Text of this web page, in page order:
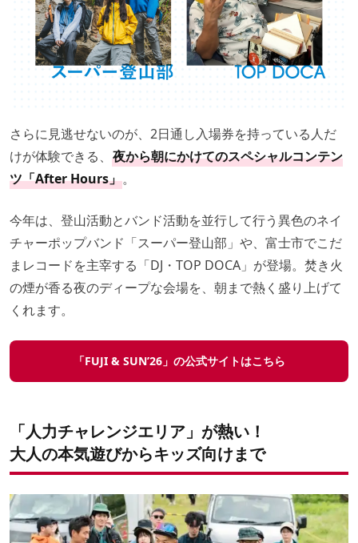
さらに見逃せないのが、2日通し入場券を持っている人だ
けが体験できる、 夜から朝にかけてのスペシャルコンテン
ツ「After Hours」。
今年は、登山活動とバンド活動を並行して行う異色のネイ
チャーポップバンド「スーパー登山部」や、富士市でこだ
まレコードを主宰する「DJ・TOP DOCA」が登場。焚き火
の煙が香る夜のディープな会場を、朝まで熱く盛り上げて
くれます。
「FUJI & SUN’26」の公式サイトはこちら
「人力チャレンジエリア」が熱い！
大人の本気遊びからキッズ向けまで